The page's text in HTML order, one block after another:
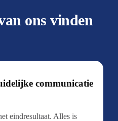
ons vinden
communicatie
eindresultaat. Alles is